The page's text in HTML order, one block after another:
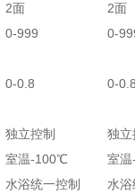
2面 2面
0-999 0-
0-0.8 0-0.8
独立控制 独立
室温-100℃ 室
水浴统一控制 水浴